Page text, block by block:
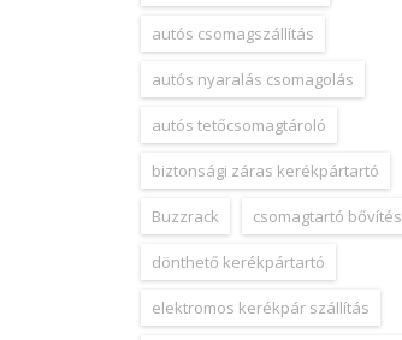
autós csomagszállítás
autós nyaralás csomagolás
autós tetőcsomagtároló
biztonsági záras kerékpártartó
Buzzrack csomagtartó bővítés
dönthető kerékpártartó
elektromos kerékpár szállítás